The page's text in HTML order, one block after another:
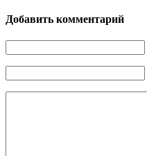
Добавить комментарий